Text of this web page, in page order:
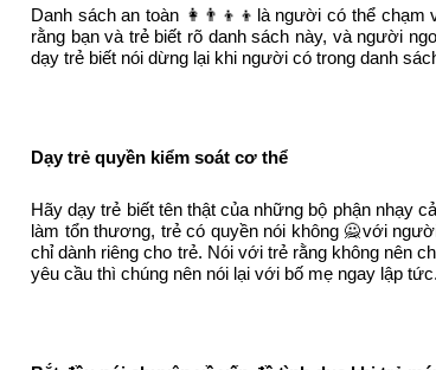
Danh sách an toàn 👩‍👨‍👦‍👦là người có thể
rằng bạn và trẻ biết rõ danh sách này, và người
dạy trẻ biết nói dừng lại khi người có trong danh
Dạy trẻ quyền kiểm soát cơ thể
Hãy dạy trẻ biết tên thật của những bộ phận nhạy
làm tổn thương, trẻ có quyền nói không 🙅với
chỉ dành riêng cho trẻ. Nói với trẻ rằng không nên
yêu cầu thì chúng nên nói lại với bố mẹ ngay lập tức.